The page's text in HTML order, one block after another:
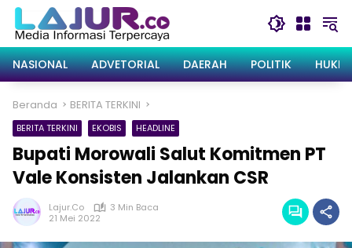
Langsung
konten
NASIONAL
ADVETORIAL DAERAH POLITIK
Beranda BERITA TERKINI
BERITA TERKINI EKOBIS HEADLINE
Bupati Morowali Salut Komitmen PT
Vale Konsisten Jalankan CSR
Lajur.co
3 Min Baca
21 Mei 2022